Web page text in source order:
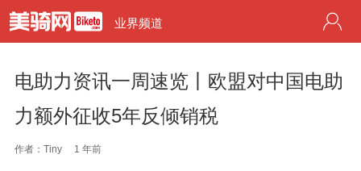
业界频道
电助力资讯一周速览丨欧盟对中国电助
力额外征收5年反倾销税
作者：Tiny 1 年前